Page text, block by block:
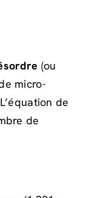
(ou
micro-
de
de